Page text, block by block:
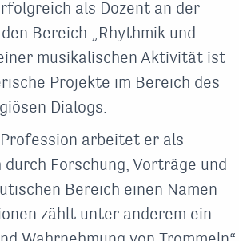
als Dozent an der
Bereich „Rhythmik und
musikalischen Aktivität ist
Projekte im Bereich des
Dialogs.
arbeitet er als
Forschung, Vorträge und
Bereich einen Namen
zählt unter anderem ein